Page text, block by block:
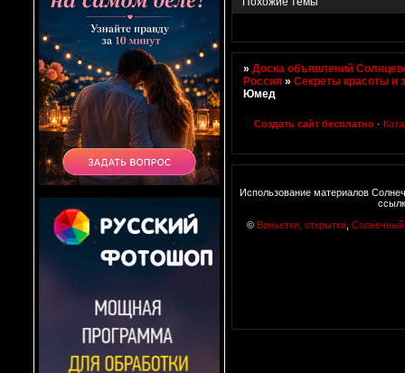
»Доска объявлений
Россия »Секреты красоты и
Юмед
Создать сайт бесплатно ·
Использование материалов
© Виньетки, открытки,